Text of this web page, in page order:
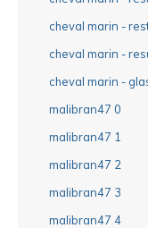
cheval marin -
cheval marin -
cheval marin -
malibran47 0
malibran47 1
malibran47 2
malibran47 3
malibran47 4